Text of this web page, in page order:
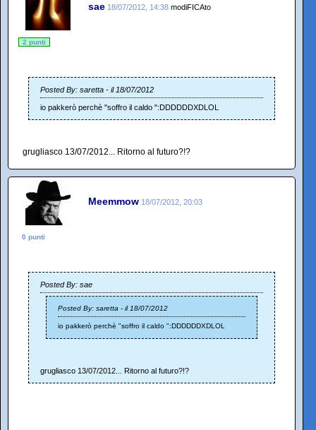
sae 18/07/2012, 14:38 modiFICAto
2 punti
Posted By: saretta - il 18/07/2012
io pakkerò perchè "soffro il caldo ":DDDDDDXDLOL
grugliasco 13/07/2012... Ritorno al futuro?!?
Meemmow 18/07/2012, 20:03
0 punti
Posted By: sae
Posted By: saretta - il 18/07/2012
io pakkerò perchè "soffro il caldo ":DDDDDDXDLOL
grugliasco 13/07/2012... Ritorno al futuro?!?